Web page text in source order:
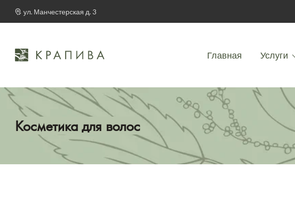
ул. Манчестерская д. 3
Главная Услуги
Косметика для волос